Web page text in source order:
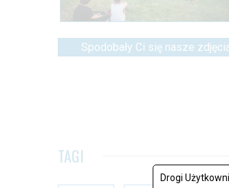
Drogi
Spodobały Ci się nasze
TAGI